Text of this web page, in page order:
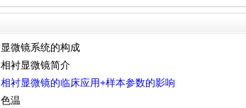
显微镜系统的构成
相衬显微镜简介
相衬显微镜的临床应用+样本参数的影响
色温